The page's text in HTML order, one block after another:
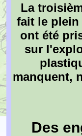
La
fait le plein
ont été
sur
manquent,
Des